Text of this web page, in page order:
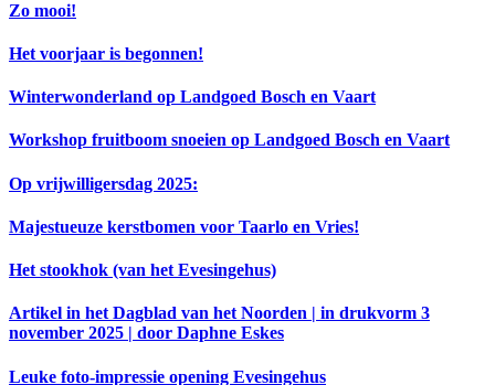
Zo mooi!
Het voorjaar is begonnen!
Winterwonderland op Landgoed Bosch en Vaart
Workshop fruitboom snoeien op Landgoed Bosch en Vaart
Op vrijwilligersdag 2025:
Majestueuze kerstbomen voor Taarlo en Vries!
Het stookhok (van het Evesingehus)
Artikel in het Dagblad van het Noorden | in drukvorm 3
november 2025 | door Daphne Eskes
Leuke foto-impressie opening Evesingehus